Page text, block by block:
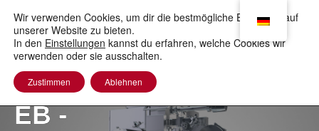
content
EB -
Wir verwenden Cookies, um dir die bestmögliche Erfahrung auf
unserer Website zu bieten.
In den Einstellungen kannst du erfahren, welche Cookies wir
verwenden oder sie ausschalten.
Zustimmen Ablehnen